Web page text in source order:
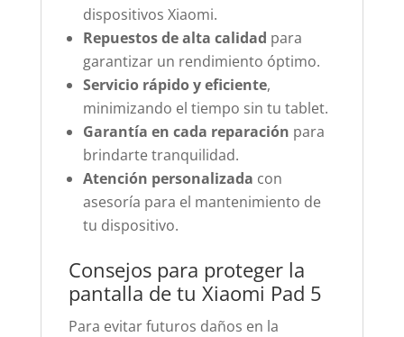
dispositivos Xiaomi.
Repuestos de alta calidad para
garantizar un rendimiento óptimo.
Servicio rápido y eficiente,
minimizando el tiempo sin tu tablet.
Garantía en cada reparación para
brindarte tranquilidad.
Atención personalizada con
asesoría para el mantenimiento de
tu dispositivo.
Consejos para proteger la
pantalla de tu Xiaomi Pad 5
Para evitar futuros daños en la